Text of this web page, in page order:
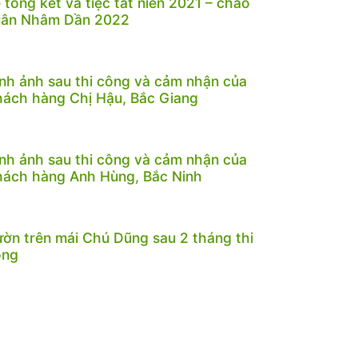
Nhâm Dần 2022
ảnh sau thi công và cảm nhận của
hàng Chị Hậu, Bắc Giang
ảnh sau thi công và cảm nhận của
hàng Anh Hùng, Bắc Ninh
trên mái Chú Dũng sau 2 tháng thi